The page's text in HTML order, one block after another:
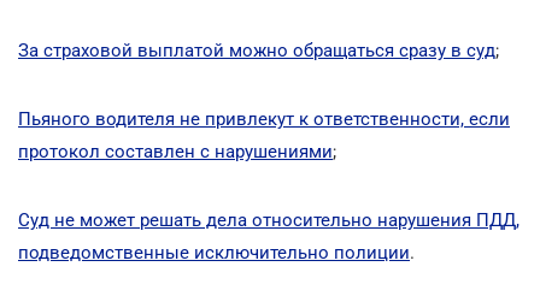
За страховой выплатой можно обращаться сразу в суд;
Пьяного водителя не привлекут к ответственности, если
протокол составлен с нарушениями;
Суд не может решать дела относительно нарушения ПДД,
подведомственные исключительно полиции.